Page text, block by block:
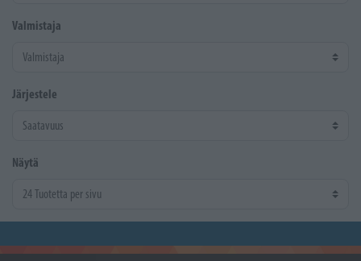
Valmistaja
Järjestele
Näytä